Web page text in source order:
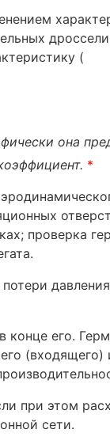
(
она
*
проверка
конце его.
(входящего)
при этом
сети.